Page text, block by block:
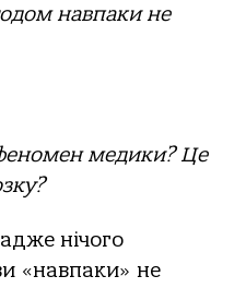
навпаки не
медики? Це
нічого
«навпаки» не